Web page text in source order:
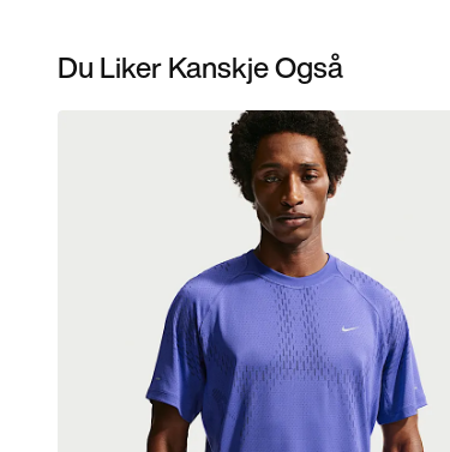
Du Liker Kanskje Også